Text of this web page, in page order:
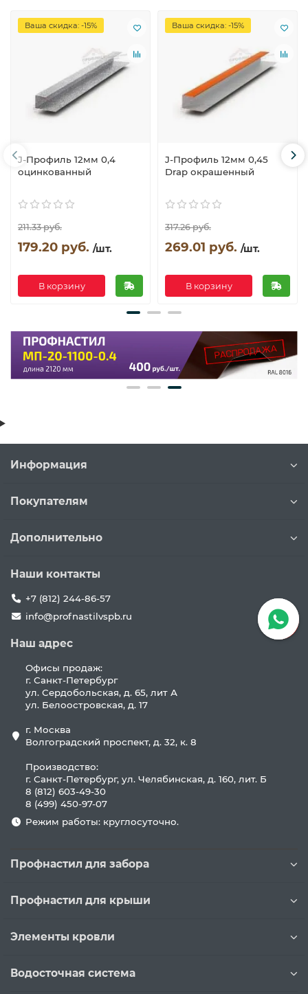
Ваша скидка: -15%
J-Профиль 12мм 0,4
оцинкованный
211.33 руб.
179.20 руб. /шт.
В корзину
Ваша скидка: -15%
J-Профиль 12мм 0,45
Drap окрашенный
317.26 руб.
269.01 руб. /шт.
В корзину
Информация
Покупателям
Дополнительно
Наши контакты
+7 (812) 244-86-57
info@profnastilvspb.ru
Наш адрес
Офисы продаж:
г. Санкт-Петербург
ул. Сердобольская, д. 65, лит А
ул. Белоостровская, д. 17
г. Москва
Волгоградский проспект, д. 32, к. 8
Производство:
г. Санкт-Петербург, ул. Челябинская, д. 160, лит. Б
8 (812) 603-49-30
8 (499) 450-97-07
Режим работы: круглосуточно.
Профнастил для забора
Профнастил для крыши
Элементы кровли
Водосточная система